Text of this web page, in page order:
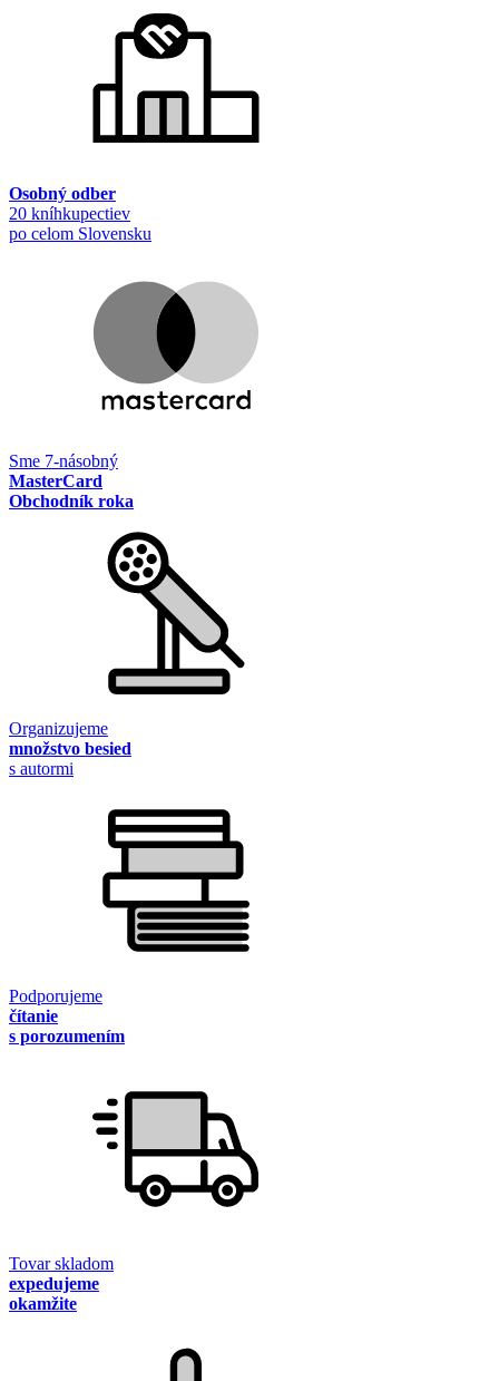
Osobný odber
20 kníhkupectiev
po celom Slovensku
Sme 7-násobný
MasterCard
Obchodník roka
Organizujeme
množstvo besied
s autormi
Podporujeme
čítanie
s porozumením
Tovar skladom
expedujeme
okamžite